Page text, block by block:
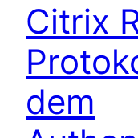
Citrix
dem